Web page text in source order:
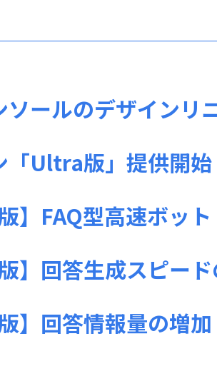
ソールのデザインリ
Ultra版」提供開始
】FAQ型高速ボッ
】回答生成スピー
】回答情報量の増加